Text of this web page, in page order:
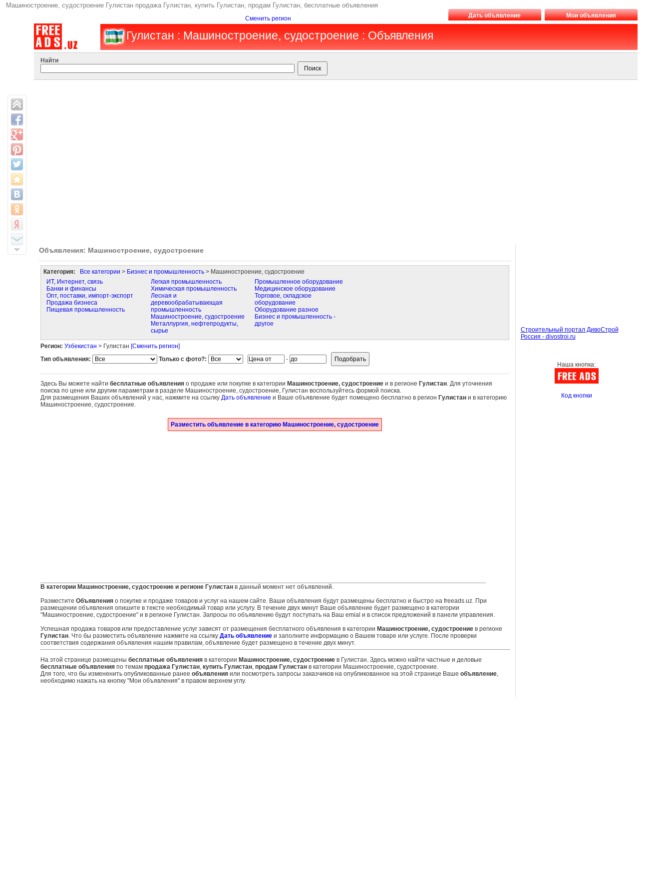
Машиностроение, судостроение Гулистан продажа Гулистан, купить Гулистан, продам Гулистан, бесплатные объявления
Сменить регион Дать объявление Мои объявления
Гулистан : Машиностроение, судостроение : Объявления
Найти
Объявления: Машиностроение, судостроение
Категория: Все категории > Бизнес и промышленность> Машиностроение, судостроение
ИТ, Интернет, связь
Банки и финансы
Опт, поставки, импорт-экспорт
Продажа бизнеса
Пищевая промышленность
Легкая промышленность
Химическая промышленность
Лесная и
деревообрабатывающая
промышленность
Машиностроение, судостроение
Металлургия, нефтепродукты,
сырье
Промышленное оборудование
Медицинское оборудование
Торговое, складское
оборудование
Оборудование разное
Бизнес и промышленность -
другое
Регион: Узбекистан > Гулистан [Сменить регион]
Тип объявления:
Только с фото?: -
Здесь Вы можете найти бесплатные объявленияо продаже или покупке в категории Машиностроение, судостроениеи в регионе Гулистан. Для уточнения
поиска по цене или другим параметрам в разделе Машиностроение, судостроение, Гулистан воспользуйтесь формой поиска.
Для размещения Ваших объявлений у нас, нажмите на ссылку Дать объявление и Ваше объявление будет помещено бесплатно в регион Гулистани в категорию
Машиностроение, судостроение.
Разместить объявление в категорию Машиностроение, судостроение
В категории Машиностроение, судостроение и регионе Гулистанв данный момент нет объявлений.
Разместите Объявленияо покупке и продаже товаров и услуг на нашем сайте. Ваши объявления будут размещены бесплатно и быстро на freeads.uz. При
размещении объявления опишите в тексте необходимый товар или услугу. В течение двух минут Ваше объявление будет размещено в категории
"Машиностроение, судостроение" и в регионе Гулистан. Запросы по объявлению будут поступать на Ваш emial и в список предложений в панели управления.
Успешная продажа товаров или предоставление услуг зависят от размещения бесплатного объявления в категории Машиностроение, судостроениев регионе
Гулистан. Что бы разместить объявление нажмите на ссылку Дать объявлениеи заполните информацию о Вашем товаре или услуге. После проверки
соответствия содержания объявления нашим правилам, объявление будет размещено в течение двух минут.
На этой странице размещены бесплатные объявленияв категории Машиностроение, судостроениев Гулистан. Здесь можно найти частные и деловые
бесплатные объявленияпо темам продажа Гулистан, купить Гулистан, продам Гулистанв категории Машиностроение, судостроение.
Для того, что бы измененить опубликованные ранее объявленияили посмотреть запросы заказчиков на опубликованное на этой странице Ваше объявление,
необходимо нажать на кнопку "Мои объявления" в правом верхнем углу.
Строительный портал ДивоСтрой
Россия - divostroi.ru
Наша кнопка:
Код кнопки